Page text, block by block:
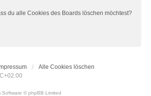
du alle Cookies des Boards löschen möchtest?
Alle Cookies löschen
Software © phpBB Limited